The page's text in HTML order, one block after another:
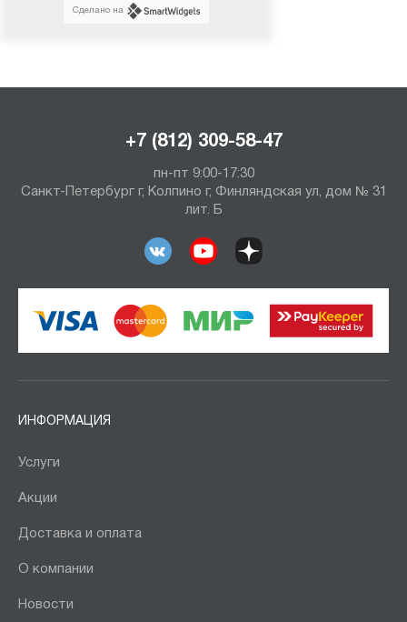
Сделано на
+7 (812) 309-58-47
пн-пт 9:00-17:30
Санкт-Петербург г, Колпино г, Финляндская ул, дом № 31
лит. Б
ИНФОРМАЦИЯ
Услуги
Акции
Доставка и оплата
О компании
Новости